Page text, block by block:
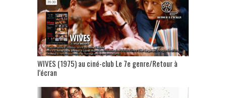
WIVES (1975) au ciné-club Le 7e genre/Retour à
l’écran